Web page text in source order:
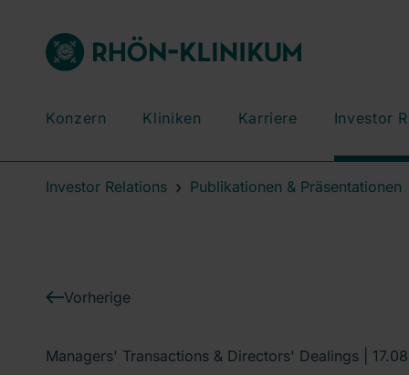
Konzern Kliniken Karriere Investor
Investor Relations Publikationen & Präsentationen
Vorherige
Managers' Transactions & Directors' Dealings |